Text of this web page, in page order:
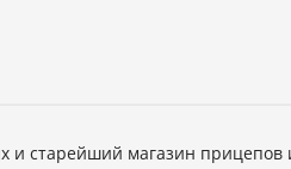
и старейший магазин прицепов